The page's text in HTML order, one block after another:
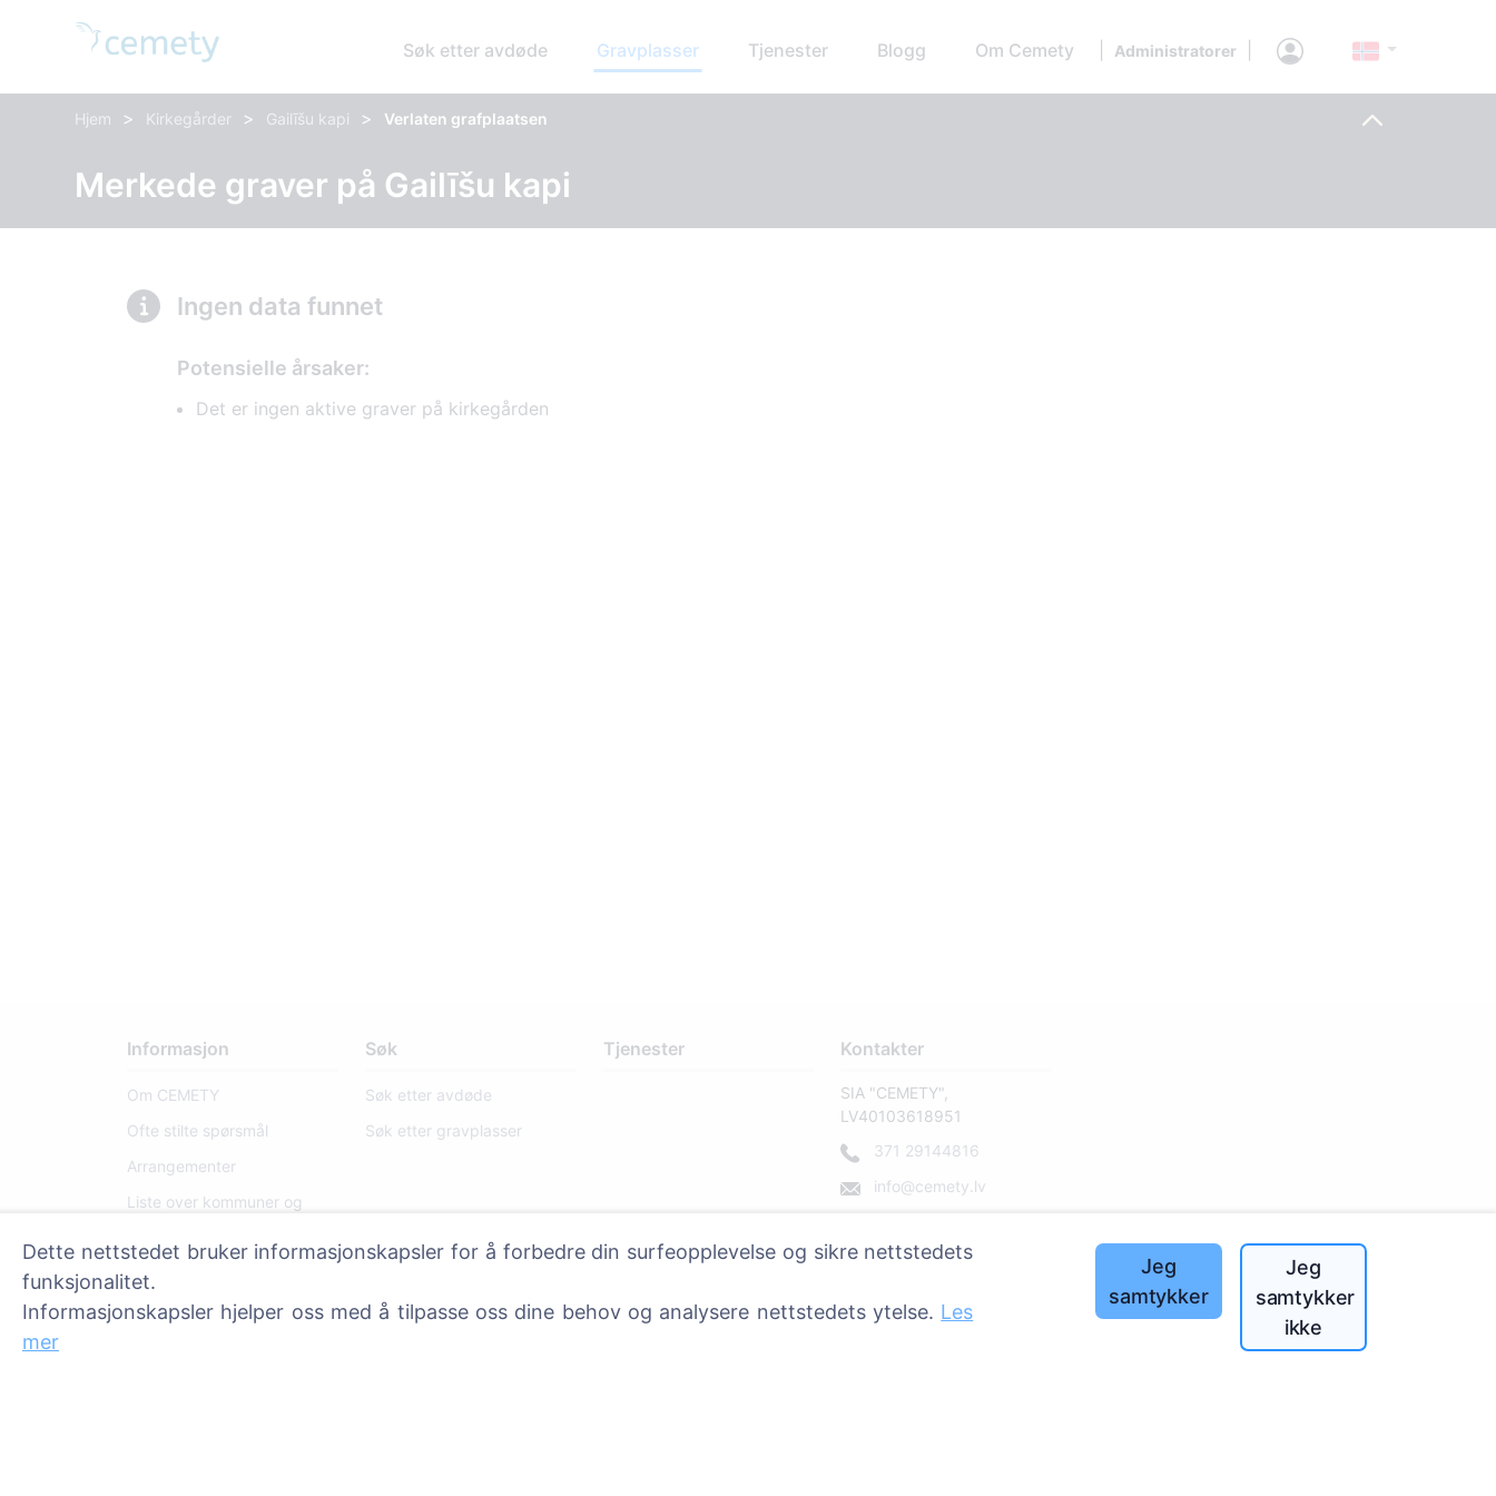
Søk etter avdøde Gravplasser Tjenester Blogg Om Cemety Administratorer
Hjem > Kirkegårder > Gailīšu kapi > Verlaten grafplaatsen
Merkede graver på Gailīšu kapi
Ingen data funnet
Potensielle årsaker:
Det er ingen aktive graver på kirkegården
Informasjon
Om CEMETY
Ofte stilte spørsmål
Arrangementer
Liste over kommuner og
Personvernerklæring
Betalingspolicy
Søk
Søk etter avdøde
Søk etter gravplasser
Tjenester Kontakter
SIA "CEMETY",
LV40103618951
371 29144816
info@cemety.lv
Dette nettstedet bruker informasjonskapsler for å forbedre din surfeopplevelse og sikre nettstedets
funksjonalitet.
Informasjonskapsler hjelper oss med å tilpasse oss dine behov og analysere nettstedets ytelse. Les
mer
Jeg
samtykker
Jeg
samtykker
ikke